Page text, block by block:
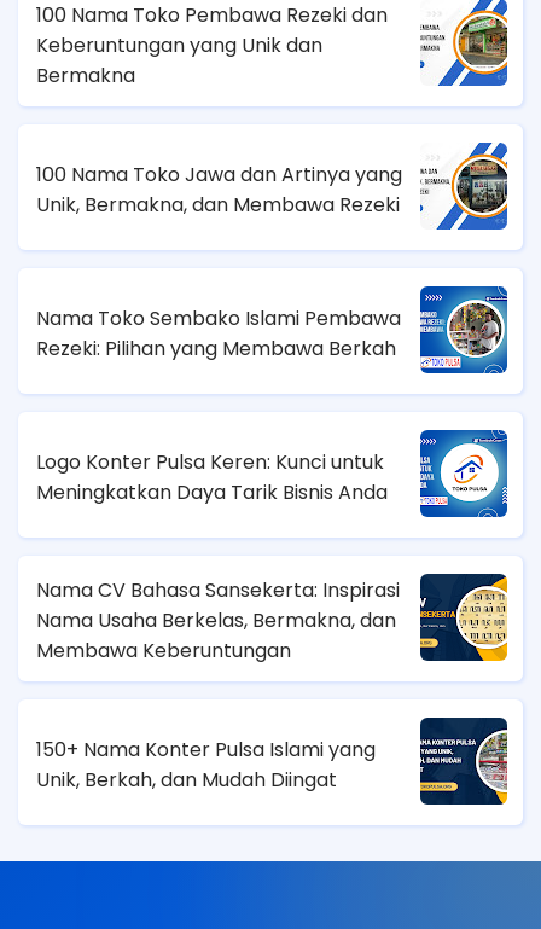
100 Nama Toko Pembawa Rezeki dan
Keberuntungan yang Unik dan
Bermakna
100 Nama Toko Jawa dan Artinya yang
Unik, Bermakna, dan Membawa Rezeki
Nama Toko Sembako Islami Pembawa
Rezeki: Pilihan yang Membawa Berkah
Logo Konter Pulsa Keren: Kunci untuk
Meningkatkan Daya Tarik Bisnis Anda
Nama CV Bahasa Sansekerta: Inspirasi
Nama Usaha Berkelas, Bermakna, dan
Membawa Keberuntungan
150+ Nama Konter Pulsa Islami yang
Unik, Berkah, dan Mudah Diingat